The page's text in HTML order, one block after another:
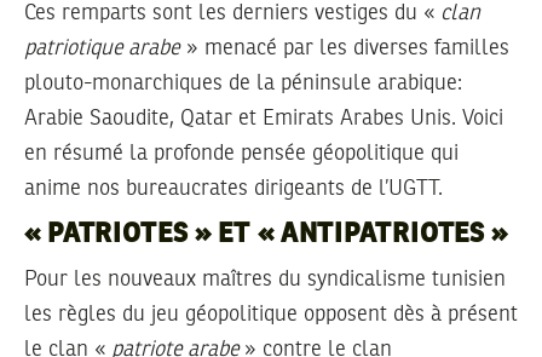
Ces remparts sont les derniers vestiges du « clan
patriotique arabe» menacé par les diverses familles
plouto-monarchiques de la péninsule arabique:
Arabie Saoudite, Qatar et Emirats Arabes Unis. Voici
en résumé la profonde pensée géopolitique qui
anime nos bureaucrates dirigeants de l’UGTT.
« PATRIOTES » ET « ANTIPATRIOTES »
Pour les nouveaux maîtres du syndicalisme tunisien
les règles du jeu géopolitique opposent dès à présent
le clan « patriote arabe » contre le clan